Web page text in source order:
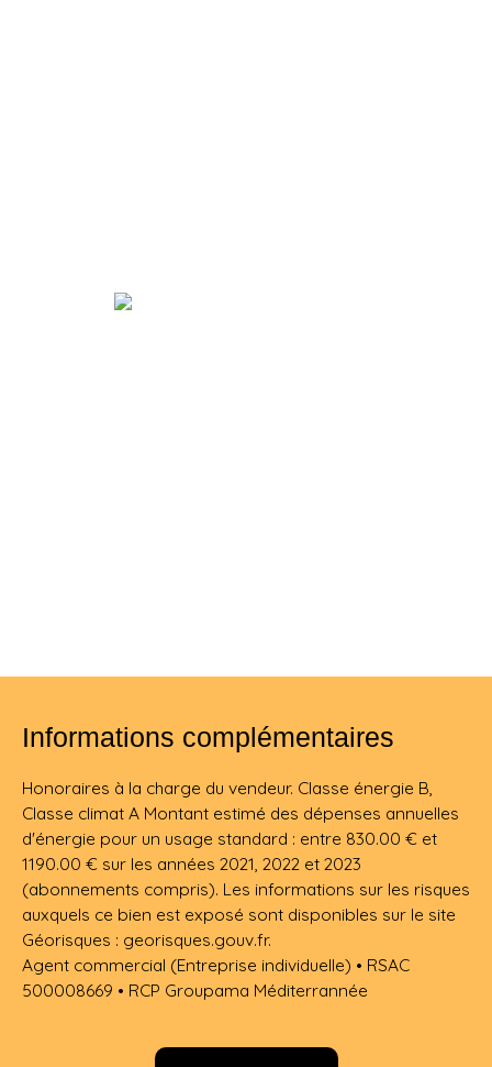
Informations complémentaires
Honoraires à la charge du vendeur. Classe énergie B,
Classe climat A Montant estimé des dépenses annuelles
d'énergie pour un usage standard : entre 830.00 € et
1190.00 € sur les années 2021, 2022 et 2023
(abonnements compris). Les informations sur les risques
auxquels ce bien est exposé sont disponibles sur le site
Géorisques : georisques.gouv.fr.
Agent commercial (Entreprise individuelle) • RSAC
500008669 • RCP Groupama Méditerrannée